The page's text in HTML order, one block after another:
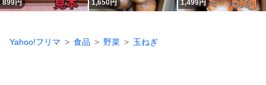
899円 1,650円 1,499円
Yahoo!フリマ 食品 野菜 玉ねぎ